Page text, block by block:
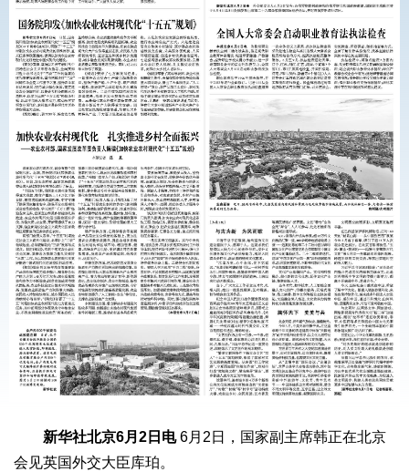
新华社北京6月2日电6月2日，国家副主席韩正在北京
会见英国外交大臣库珀。